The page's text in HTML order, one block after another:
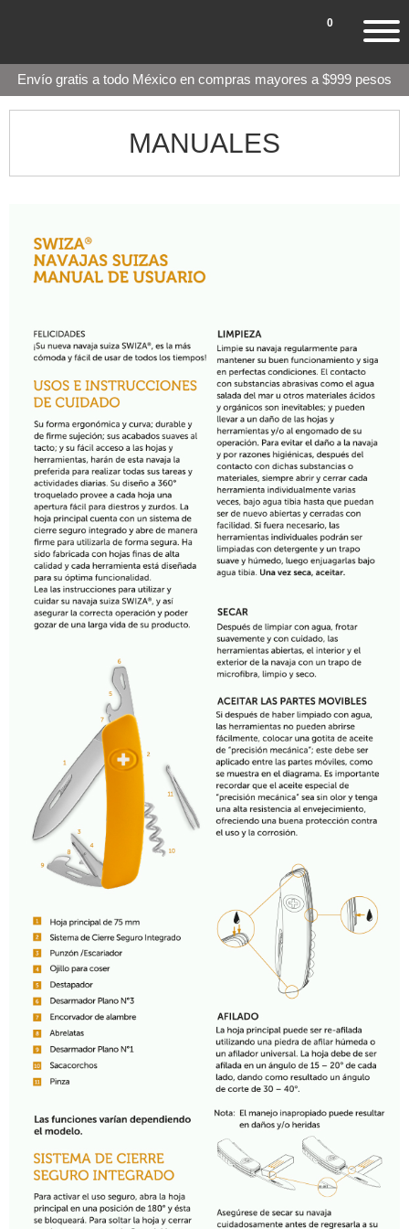
0
Envío gratis a todo México en compras mayores a $999 pesos
MANUALES